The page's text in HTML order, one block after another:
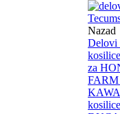
Nazad
Delovi
kosilice
za
kosilice